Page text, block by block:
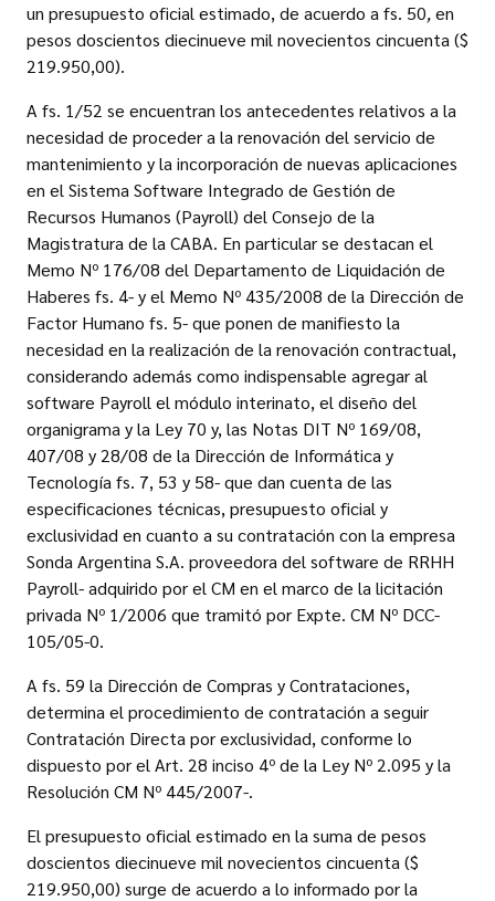
un presupuesto oficial estimado, de acuerdo a fs. 50,en
pesos doscientos diecinueve mil novecientos cincuenta ($
219.950,00).
A fs. 1/52 se encuentran los antecedentes relativos a la
necesidad de proceder a la renovación del servicio de
mantenimiento y la incorporación de nuevas aplicaciones
en el Sistema Software Integrado de Gestión de
Recursos Humanos (Payroll) del Consejo de la
Magistratura de la CABA. En particular se destacan el
Memo Nº 176/08 del Departamento de Liquidación de
Haberes fs. 4- y el Memo Nº 435/2008 de la Dirección de
Factor Humano fs. 5- que ponen de manifiesto la
necesidad en la realización de la renovación contractual,
considerando además como indispensable agregar al
software Payroll el módulo interinato, el diseño del
organigrama y la Ley 70 y, las Notas DIT Nº 169/08,
407/08 y 28/08 de la Dirección de Informática y
Tecnología fs. 7, 53 y 58- que dan cuenta de las
especificaciones técnicas, presupuesto oficial y
exclusividad en cuanto a su contratación con la empresa
Sonda Argentina S.A. proveedora del software de RRHH
Payroll- adquirido por el CM en el marco de la licitación
privada Nº 1/2006 que tramitó por Expte. CM Nº DCC-
105/05-0.
A fs. 59 la Dirección de Compras y Contrataciones,
determina el procedimiento de contratación a seguir
Contratación Directa por exclusividad, conforme lo
dispuesto por el Art. 28 inciso 4º de la Ley Nº 2.095 y la
Resolución CM Nº 445/2007-.
El presupuesto oficial estimado en la suma de pesos
doscientos diecinueve mil novecientos cincuenta ($
219.950,00) surge de acuerdo a lo informado por la